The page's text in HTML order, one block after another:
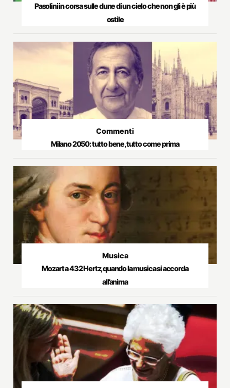
Pasolini in corsa sulle dune di un cielo che non gli è più
ostile
Commenti
Milano 2050: tutto bene, tutto come prima
Musica
Mozart a 432 Hertz, quando la musica si accorda
all’anima